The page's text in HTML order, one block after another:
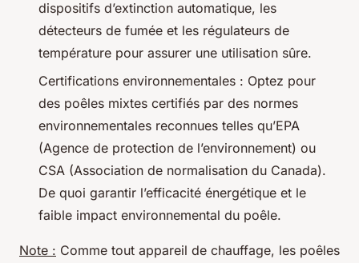
dispositifs d’extinction automatique, les
détecteurs de fumée et les régulateurs de
température pour assurer une utilisation sûre.
Certifications environnementales : Optez pour
des poêles mixtes certifiés par des normes
environnementales reconnues telles qu’EPA
(Agence de protection de l’environnement) ou
CSA (Association de normalisation du Canada).
De quoi garantir l’efficacité énergétique et le
faible impact environnemental du poêle.
Note : Comme tout appareil de chauffage, les poêles